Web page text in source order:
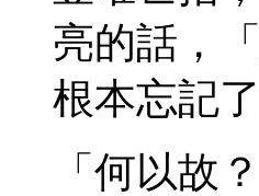
亮的話，
根本忘記
「何以故